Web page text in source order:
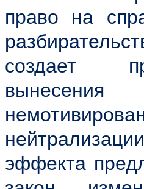
право на
создает
эффекта